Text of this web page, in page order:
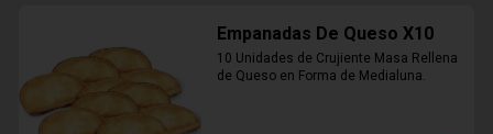
Empanadas De Queso X10
10 Unidades de Crujiente Masa Rellena
de Queso en Forma de Medialuna.